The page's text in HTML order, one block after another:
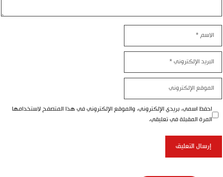
الإلكتروني
الإلكتروني
احفظ اسمي، بريدي الإلكتروني، والموقع الإلكتروني في هذا المتصفح لاستخدامها
المرة المقبلة في تعليقي.